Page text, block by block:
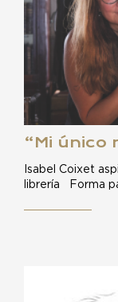
“Mi único
Isabel Coixet
librería Forma